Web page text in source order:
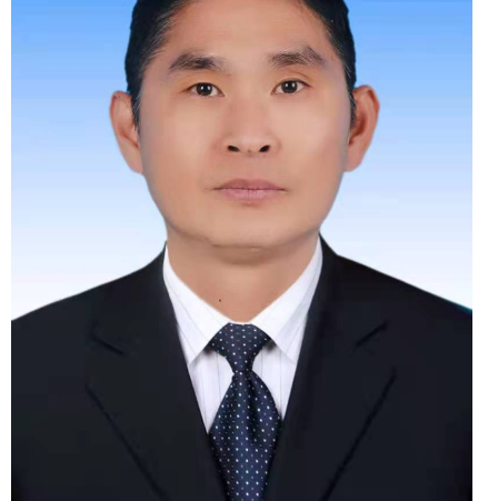
党组成员、副主任
负责群众工作、乡村振兴
工作。协助做好办党组安排其
他工作。